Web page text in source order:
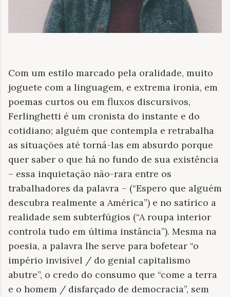
Com um estilo marcado pela oralidade, muito
joguete com a linguagem, e extrema ironia, em
poemas curtos ou em fluxos discursivos,
Ferlinghetti é um cronista do instante e do
cotidiano; alguém que contempla e retrabalha
as situações até torná-las em absurdo porque
quer saber o que há no fundo de sua existência
– essa inquietação não-rara entre os
trabalhadores da palavra – (“Espero que alguém
descubra realmente a América”) e no satírico a
realidade sem subterfúgios (“A roupa interior
controla tudo em última instância”). Mesma na
poesia, a palavra lhe serve para bofetear “o
império invisível / do genial capitalismo
abutre”, o credo do consumo que “come a terra
e o homem / disfarçado de democracia”, sem